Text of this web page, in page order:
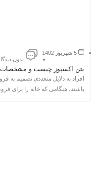
5 شهریور 1402
بدون
بتن اکسپوز چیست و مشخصات
افراد به دلایل متعددی تصمیم به
باشند، هنگامی که خانه را برای